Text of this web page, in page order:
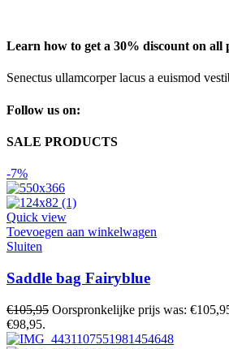
Learn how to get a 30% discount on all
Senectus ullamcorper lacus a euismod
Follow us on:
SALE PRODUCTS
-7%
Quick view
Toevoegen aan winkelwagen
Sluiten
Saddle bag Fairyblue
€105,95 Oorspronkelijke prijs was:
€98,95.